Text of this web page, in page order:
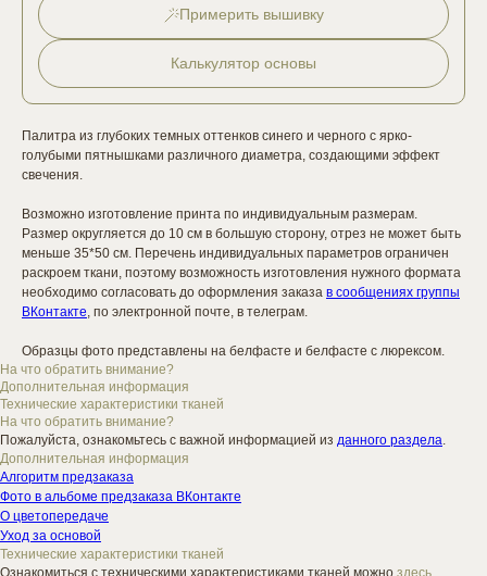
Примерить вышивку
Калькулятор основы
Палитра из глубоких темных оттенков синего и черного с ярко-
голубыми пятнышками различного диаметра, создающими эффект
свечения.
Возможно изготовление принта по индивидуальным размерам.
Размер округляется до 10 см в большую сторону, отрез не может быть
меньше 35*50 см. Перечень индивидуальных параметров ограничен
раскроем ткани, поэтому возможность изготовления нужного формата
необходимо согласовать до оформления заказа в сообщениях группы
ВКонтакте, по электронной почте, в телеграм.
Образцы фото представлены на белфасте и белфасте с люрексом.
На что обратить внимание?
Дополнительная информация
Технические характеристики тканей
На что обратить внимание?
Пожалуйста, ознакомьтесь с важной информацией из данного раздела.
Дополнительная информация
Алгоритм предзаказа
Фото в альбоме предзаказа ВКонтакте
О цветопередаче
Уход за основой
Технические характеристики тканей